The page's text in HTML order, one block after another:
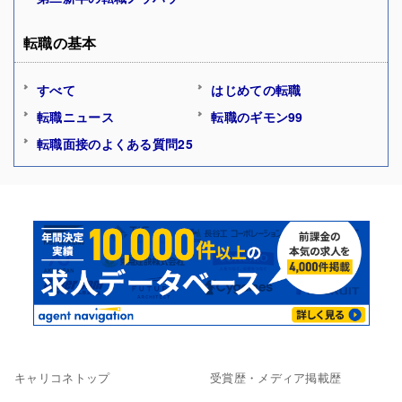
転職の基本
すべて
はじめての転職
転職ニュース
転職のギモン99
転職面接のよくある質問25
キャリコネトップ 受賞歴・メディア掲載歴